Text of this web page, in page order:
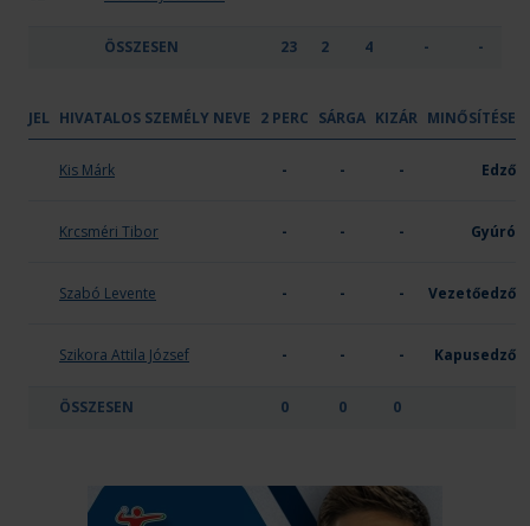
ÖSSZESEN 23 2 4 - -
JEL HIVATALOS SZEMÉLY NEVE 2 PERC SÁRGA KIZÁR MINŐSÍTÉSE
Kis Márk - - - Edző
Krcsméri Tibor - - - Gyúró
Szabó Levente - - - Vezetőedző
Szikora Attila József - - - Kapusedző
ÖSSZESEN 0 0 0